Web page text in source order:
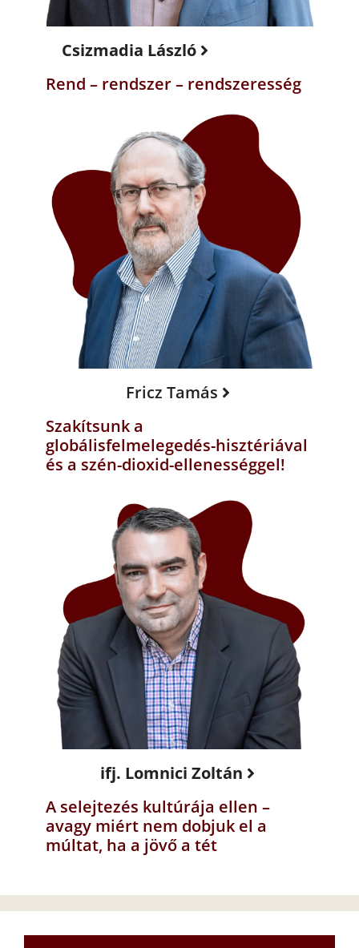
Csizmadia László
Rend – rendszer – rendszeresség
Fricz Tamás
Szakítsunk a
globálisfelmelegedés-hisztériával
és a szén-dioxid-ellenességgel!
ifj. Lomnici Zoltán
A selejtezés kultúrája ellen –
avagy miért nem dobjuk el a
múltat, ha a jövő a tét